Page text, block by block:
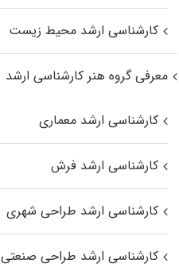
کارشناسی ارشد محیط زیست
معرفی گروه هنر کارشناسی ارشد
کارشناسی ارشد معماری
کارشناسی ارشد فرش
کارشناسی ارشد طراحی شهری
کارشناسی ارشد طراحی صنعتی